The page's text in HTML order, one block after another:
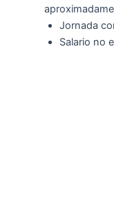
Jornada
Salario no